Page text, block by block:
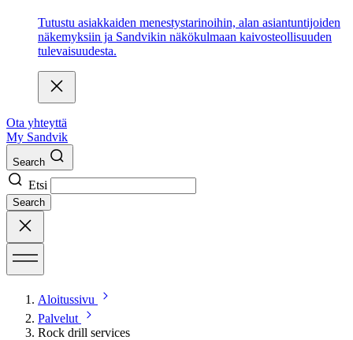
Tutustu asiakkaiden menestystarinoihin, alan asiantuntijoiden
näkemyksiin ja Sandvikin näkökulmaan kaivosteollisuuden
tulevaisuudesta.
Ota yhteyttä
My Sandvik
Search
Etsi
Search
Aloitussivu
Palvelut
Rock drill services